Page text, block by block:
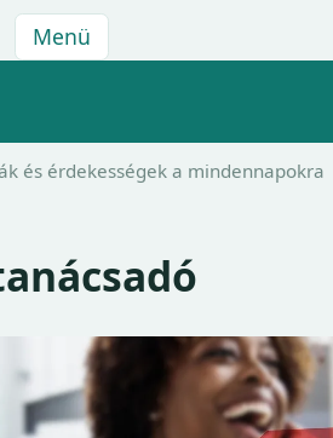
Menü
és érdekességek a mindennapokra